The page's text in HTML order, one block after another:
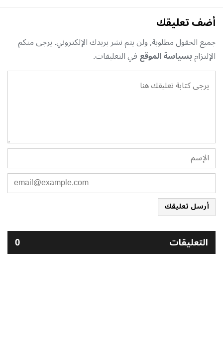
أضف تعليقك
جميع الحقول مطلوبة, ولن يتم نشر بريدك الإلكتروني. يرجى منكم
الإلتزامبسياسة الموقعفي التعليقات.
أرسل تعليقك
التعليقات 0